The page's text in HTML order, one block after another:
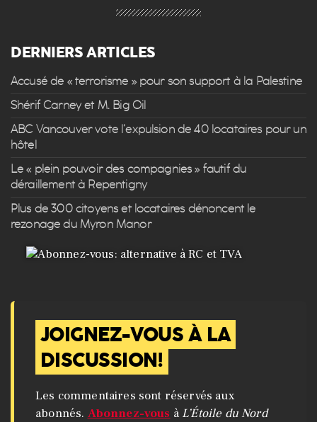
DERNIERS ARTICLES
Accusé de « terrorisme » pour son support à la Palestine
Shérif Carney et M. Big Oil
ABC Vancouver vote l’expulsion de 40 locataires pour un
hôtel
Le « plein pouvoir des compagnies » fautif du
déraillement à Repentigny
Plus de 300 citoyens et locataires dénoncent le
rezonage du Myron Manor
JOIGNEZ-VOUS À LA
DISCUSSION!
Les commentaires sont réservés aux
abonnés. Abonnez-vous à L’Étoile du Nord